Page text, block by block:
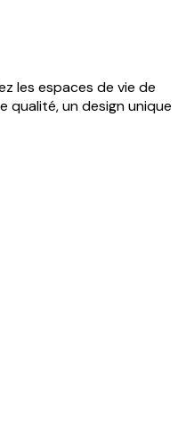
les espaces de vie de
qualité, un design unique